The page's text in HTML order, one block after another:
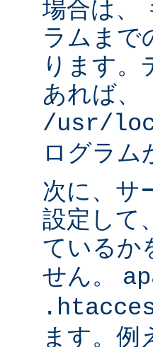
場合は、
ラムまで
ります。
あれば、
/usr/
ログラム
次に、サ
設定して
ているか
せん。
ます。例